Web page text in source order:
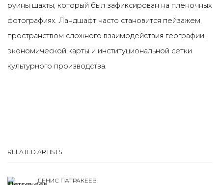
руины шахты, который был зафиксирован на плёночных
фотографиях. Ландшафт часто становится пейзажем,
пространством сложного взаимодействия географии,
экономической карты и институциональной сетки
культурного производства.
RELATED ARTISTS
ДЕНИС ПАТРАКЕЕВ